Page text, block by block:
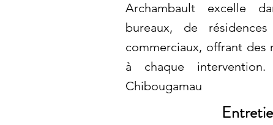
Archambault excelle
bureaux, de
commerciaux, offrant des
à chaque
Chibougamau